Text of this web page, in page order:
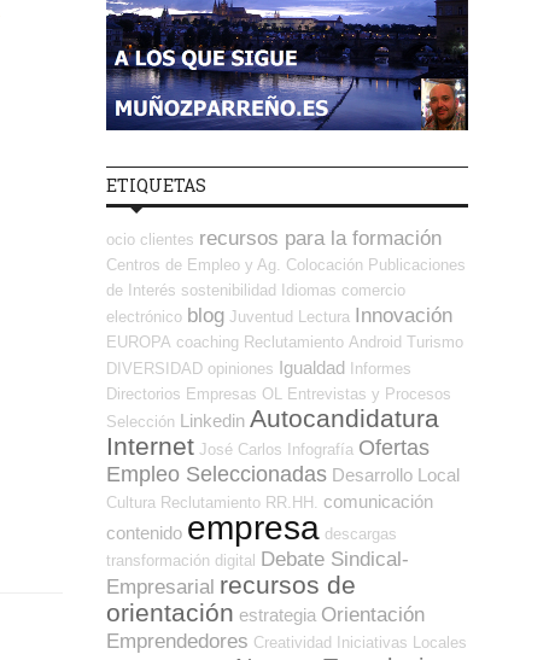
ETIQUETAS
ocio clientes recursos para la formación
Centros de Empleo y Ag. Colocación Publicaciones
de Interés sostenibilidad Idiomas comercio
electrónico blog Juventud Lectura Innovación
EUROPA coaching Reclutamiento Android Turismo
DIVERSIDAD opiniones Igualdad Informes
Directorios Empresas OL
Entrevistas y Procesos
Selección Linkedin Autocandidatura
Internet José Carlos Infografía Ofertas
Empleo Seleccionadas Desarrollo Local
Cultura Reclutamiento RR.HH.
comunicación
contenido empresa descargas
transformación digital Debate Sindical-
Empresarial recursos de
orientación estrategia Orientación
Emprendedores Creatividad
Iniciativas Locales